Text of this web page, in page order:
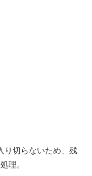
り切らないため、残
理。